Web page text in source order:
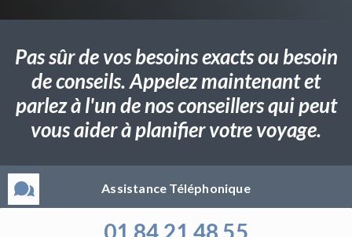
Pas sûr de vos besoins exacts ou besoin
de conseils. Appelez maintenant et
parlez à l'un de nos conseillers qui peut
vous aider à planifier votre voyage.
Assistance Téléphonique
01 84 21 48 55